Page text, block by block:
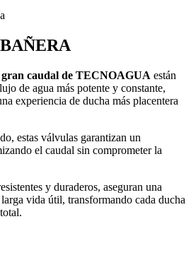
gran caudal de TECNOAGUA están
de agua más potente y constante,
experiencia de ducha más placentera
estas válvulas garantizan un
el caudal sin comprometer la
y duraderos, aseguran una
vida útil, transformando cada ducha